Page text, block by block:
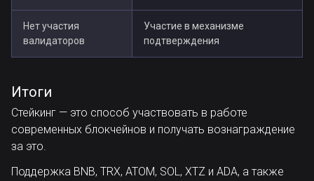
Нет участия
валидаторов
Участие в механизме
подтверждения
Итоги
Стейкинг — это способ участвовать в работе
современных блокчейнов и получать вознаграждение
за это.
Поддержка BNB, TRX, ATOM, SOL, XTZ и ADA, а также